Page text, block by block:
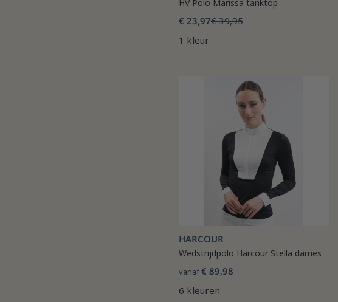
HV Polo Marissa tanktop
€ 23,97€ 39,95
1 kleur
HARCOUR
Wedstrijdpolo Harcour Stella dames
vanaf€ 89,98
6 kleuren